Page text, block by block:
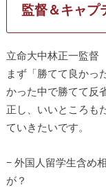
監督＆キャプ
立命大中林正一監督
まず「勝てて良かっ
かった中で勝てて反
正し、いいところも
ていきたいです。
− 外国人留学生含め
が？